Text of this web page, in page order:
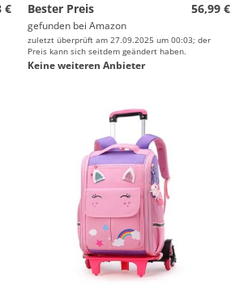
€
Bester Preis
56,99 €
gefunden bei Amazon
zuletzt überprüft am 27.09.2025 um 00:03; der
Preis kann sich seitdem geändert haben.
Keine weiteren Anbieter